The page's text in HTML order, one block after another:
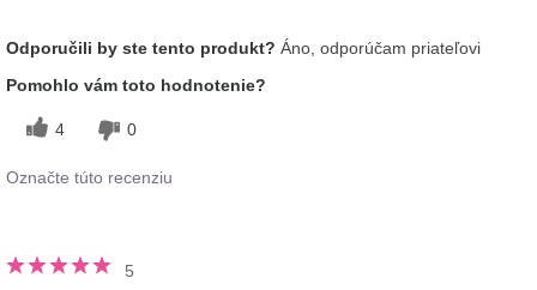
značkami dekoratívnej kozmetiky, ktoré ste
vyskúšali?
Odporučili by ste tento produkt? Áno, odporúčam priateľovi
Pomohlo vám toto hodnotenie?
4 0
Označte túto recenziu
5